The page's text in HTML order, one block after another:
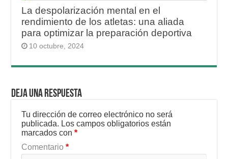
La despolarización mental en el
rendimiento de los atletas: una aliada
para optimizar la preparación deportiva
10 octubre, 2024
Deja una respuesta
Tu dirección de correo electrónico no será
publicada. Los campos obligatorios están
marcados con*
Comentario*